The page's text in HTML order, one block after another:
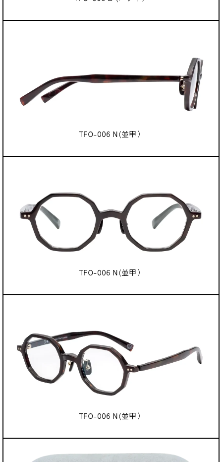
TFO-006 N(並甲）
TFO-006 N(並甲）
TFO-006 N(並甲）